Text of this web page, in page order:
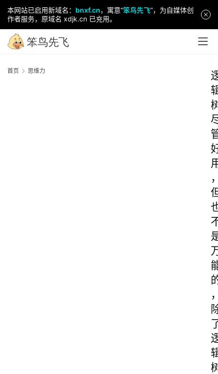
本网站已启用新域名： bnxf.cn，寓意“笨鸟先飞”，为自媒体创
作者服务，原域名 xdjk.cn 已充用。
首页 思维力